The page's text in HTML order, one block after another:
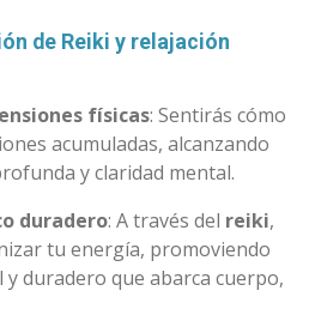
de Reiki y relajación
físicas: Sentirás cómo
acumuladas, alcanzando
y claridad mental.
duradero: A través del reiki,
tu energía, promoviendo
duradero que abarca cuerpo,